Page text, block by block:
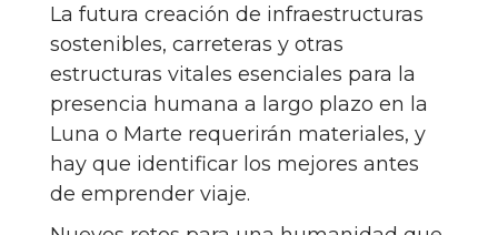
La futura creación de infraestructuras
sostenibles, carreteras y otras
estructuras vitales esenciales para la
presencia humana a largo plazo en la
Luna o Marte requerirán materiales, y
hay que identificar los mejores antes
de emprender viaje.